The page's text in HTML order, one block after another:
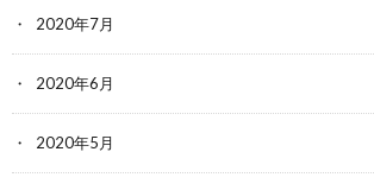
2020年7月
2020年6月
2020年5月